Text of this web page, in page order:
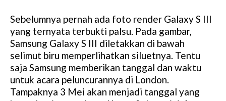
Sebelumnya pernah ada foto render Galaxy S III
yang ternyata terbukti palsu. Pada gambar,
Samsung Galaxy S III diletakkan di bawah
selimut biru memperlihatkan siluetnya. Tentu
saja Samsung memberikan tanggal dan waktu
untuk acara peluncurannya di London.
Tampaknya 3 Mei akan menjadi tanggal yang